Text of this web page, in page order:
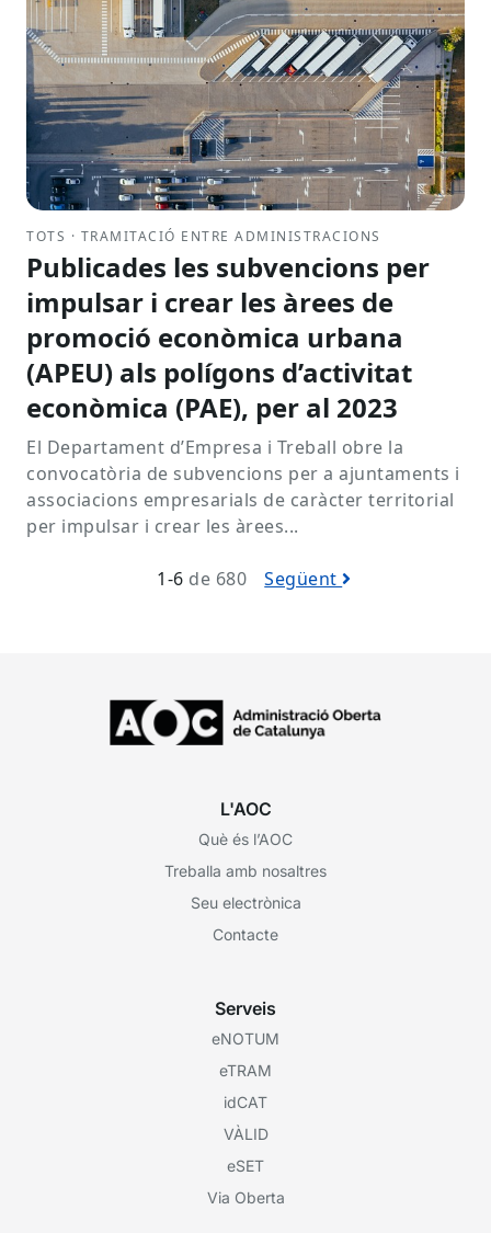
TOTS · TRAMITACIÓ ENTRE ADMINISTRACIONS
Publicades les subvencions per
impulsar i crear les àrees de
promoció econòmica urbana
(APEU) als polígons d’activitat
econòmica (PAE), per al 2023
El Departament d’Empresa i Treball obre la
convocatòria de subvencions per a ajuntaments i
associacions empresarials de caràcter territorial
per impulsar i crear les àrees...
1-6 de 680 Següent
L'AOC
Què és l’AOC
Treballa amb nosaltres
Seu electrònica
Contacte
Serveis
eNOTUM
eTRAM
idCAT
VÀLID
eSET
Via Oberta